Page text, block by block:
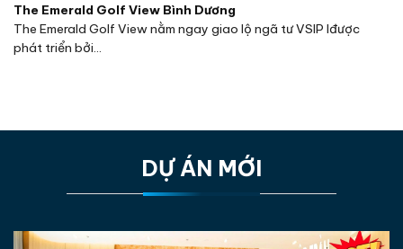
Vị trí:Quốc lộ 13, thành phố Thuận An, Tỉnh Bình
8.600m2
The Emerald Golf View Bình Dương
The Emerald Golf View nằm ngay giao lộ ngã tư VSIP Iđược
phát triển bởi...
DỰ ÁN MỚI